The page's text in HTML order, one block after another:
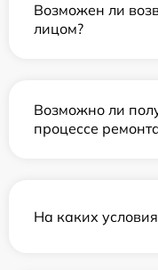
Возможен ли
лицом?
Возможно ли
процессе
На каких